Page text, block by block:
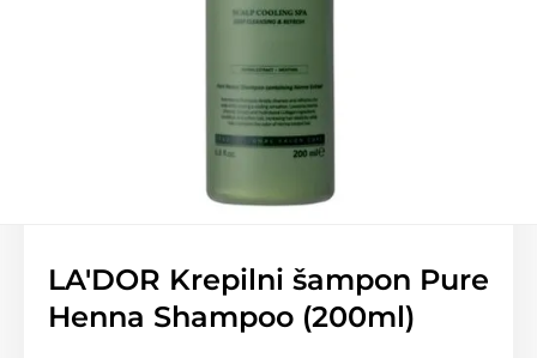
LA'DOR Krepilni šampon Pure
Henna Shampoo (200ml)